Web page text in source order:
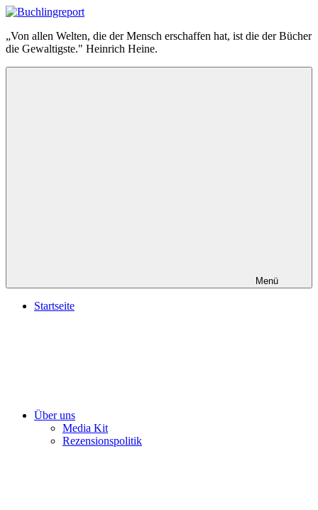
Zum
springen
Buchlingreport
„Von allen Welten, die der Mensch erschaffen hat, ist die der Bücher
die Gewaltigste." Heinrich Heine.
Menü
Startseite
Über uns
Media Kit
Rezensionspolitik